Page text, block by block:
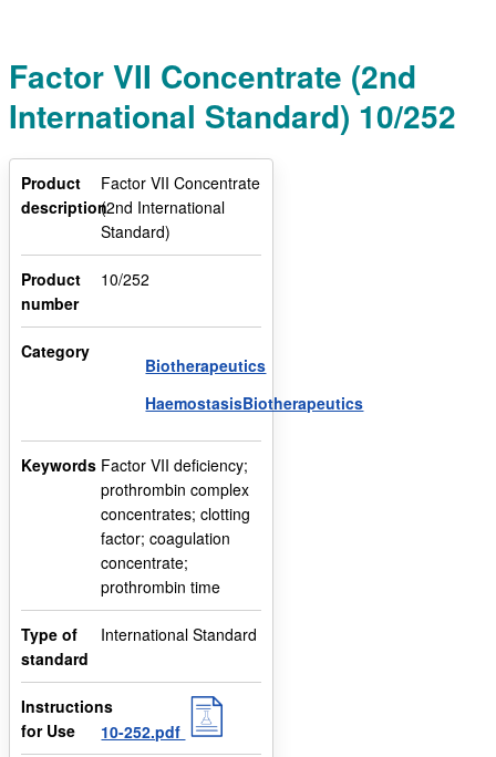
Factor VII Concentrate (2nd
International Standard) 10/252
Product
description
Factor VII Concentrate
(2nd International
Standard)
Product
number
10/252
Category
Biotherapeutics
HaemostasisBiotherapeutics
Keywords Factor VII deficiency;
prothrombin complex
concentrates; clotting
factor; coagulation
concentrate;
prothrombin time
Type of
standard
International Standard
Instructions
for Use
10-252.pdf